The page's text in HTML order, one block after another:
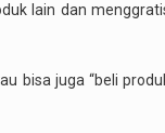
lain dan
bisa juga “beli